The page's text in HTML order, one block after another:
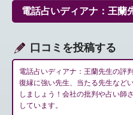
ー
シ
ン
電話占いディアナ：王蘭
口コミを投稿する
電話占いディアナ：王蘭先生の評
復縁に強い先生、当たる先生など
しましょう！会社の批判や占い師
しています。